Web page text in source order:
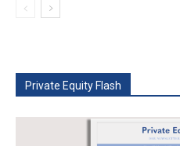
Private Equity Flash